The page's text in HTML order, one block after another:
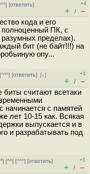
] [ответить]
+4
+ / –
кода и его
полноценный ПК, с
пределах).
бит (не байт!!!) на
опу...
^^^] [ответить][↓]
+1
+ / –
биты считают всетаки
начинается с памятей
лет 10-15 как. Всякая
выпускается и в
и разрабатывать под
^] [^^] [^^^] [ответить]
+1
+ / –